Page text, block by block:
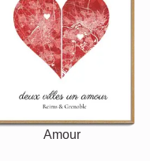
Amour